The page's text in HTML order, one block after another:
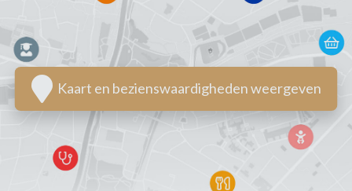
Kaart en bezienswaardigheden weergeven